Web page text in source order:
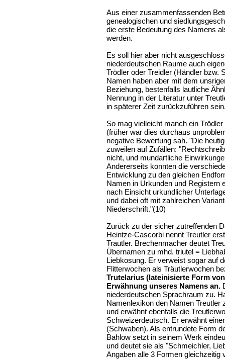
Aus einer zusammenfassenden
genealogischen und
die erste Bedeutung des Namens
werden.
Es soll hier aber nicht
niederdeutschen Raume auch
Trödler oder Treidler (Händler bzw.
Namen haben aber mit dem
Beziehung, bestenfalls lautliche
Nennung in der Literatur unter
in späterer Zeit zurückzuführen
So mag vielleicht manch ein
(früher war dies durchaus
negative Bewertung sah. "Die
zuweilen auf Zufällen:
nicht, und mundartliche
Andererseits konnten die
Entwicklung zu den gleichen
Namen in Urkunden und Registern
nach Einsicht urkundlicher
und dabei oft mit zahlreichen
Niederschrift."(10)
Zurück zu der sicher zutreffenden
Heintze-Cascorbi nennt Treutler
Trautler. Brechenmacher deutet
Übernamen zu mhd. triutel =
Liebkosung. Er verweist sogar auf
Flitterwochen als Träutlerwochen
Trutelarius (lateinisierte Form
Erwähnung unseres Namens an.
niederdeutschen Sprachraum zu.
Namenlexikon den Namen Treutler
und erwähnt ebenfalls die
Schweizerdeutsch. Er erwähnt
(Schwaben). Als entrundete Form
Bahlow setzt in seinem Werk
und deutet sie als "Schmeichler,
Angaben alle 3 Formen gleichzeitig